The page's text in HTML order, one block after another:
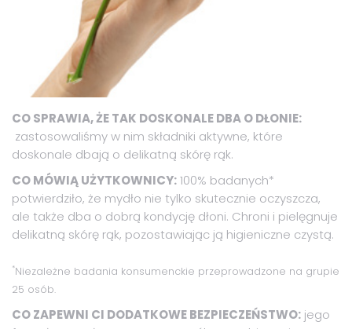
CO SPRAWIA, ŻE TAK DOSKONALE DBA O DŁONIE:
zastosowaliśmy w nim składniki aktywne, które
doskonale dbają o delikatną skórę rąk.
CO MÓWIĄ UŻYTKOWNICY:100% badanych*
potwierdziło, że mydło nie tylko skutecznie oczyszcza,
ale także dba o dobrą kondycję dłoni. Chroni i pielęgnuje
delikatną skórę rąk, pozostawiając ją higieniczne czystą.
*Niezależne badania konsumenckie przeprowadzone na grupie
25 osób.
CO ZAPEWNI CI DODATKOWE BEZPIECZEŃSTWO: jego